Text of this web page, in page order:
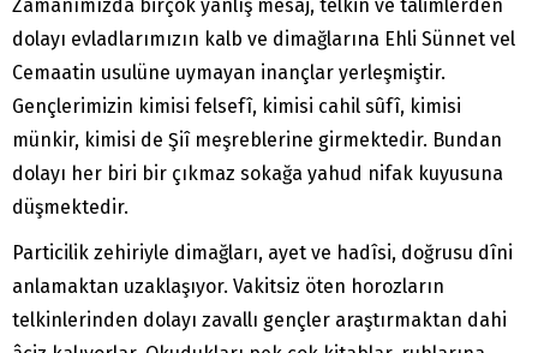
Zamanımızda birçok yanlış mesaj, telkin ve talimlerden
dolayı evladlarımızın kalb ve dimağlarına Ehli Sünnet vel
Cemaatin usulüne uymayan inançlar yerleşmiştir.
Gençlerimizin kimisi felsefî, kimisi cahil sûfî, kimisi
münkir, kimisi de Şiî meşreblerine girmektedir. Bundan
dolayı her biri bir çıkmaz sokağa yahud nifak kuyusuna
düşmektedir.
Particilik zehiriyle dimağları, ayet ve hadîsi, doğrusu dîni
anlamaktan uzaklaşıyor. Vakitsiz öten horozların
telkinlerinden dolayı zavallı gençler araştırmaktan dahi